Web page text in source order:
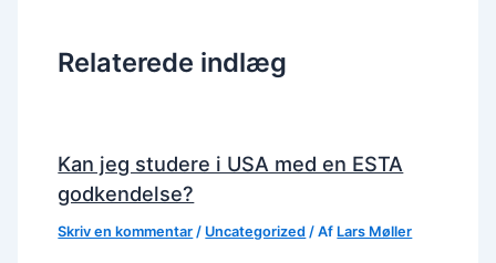
Relaterede indlæg
Kan jeg studere i USA med en ESTA
godkendelse?
Skriv en kommentar / Uncategorized / Af Lars Møller